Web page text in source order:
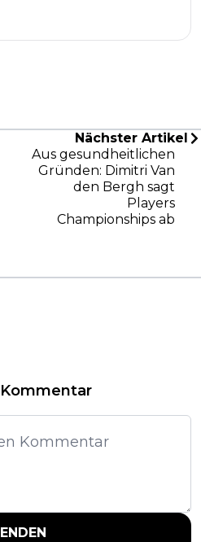
Nächster Artikel
Aus gesundheitlichen
Gründen: Dimitri Van
den Bergh sagt
Players
Championships ab